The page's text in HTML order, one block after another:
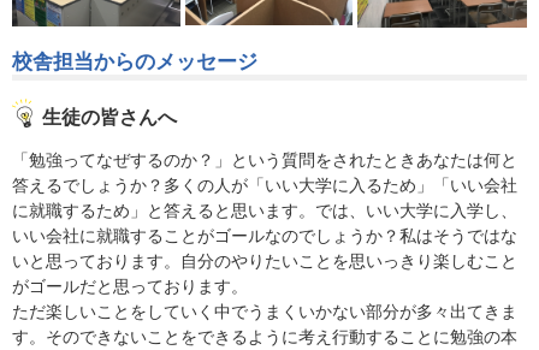
校舎担当からのメッセージ
生徒の皆さんへ
「勉強ってなぜするのか？」という質問をされたときあなたは何と
答えるでしょうか？多くの人が「いい大学に入るため」「いい会社
に就職するため」と答えると思います。では、いい大学に入学し、
いい会社に就職することがゴールなのでしょうか？私はそうではな
いと思っております。自分のやりたいことを思いっきり楽しむこと
がゴールだと思っております。
ただ楽しいことをしていく中でうまくいかない部分が多々出てきま
す。そのできないことをできるように考え行動することに勉強の本